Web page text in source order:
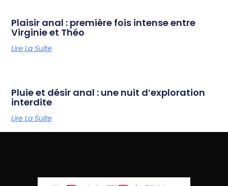
Plaisir anal : première fois intense entre
Virginie et Théo
Lire La Suite
Pluie et désir anal : une nuit d’exploration
interdite
Lire La Suite